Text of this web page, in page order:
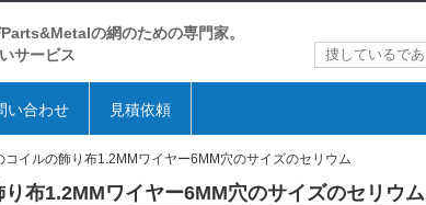
の網のための専門家。
サービス
い合わせ 見積依頼
イルの飾り布1.2MMワイヤー6MM穴のサイズのセリウム
布1.2MMワイヤー6MM穴のサイズのセリウム